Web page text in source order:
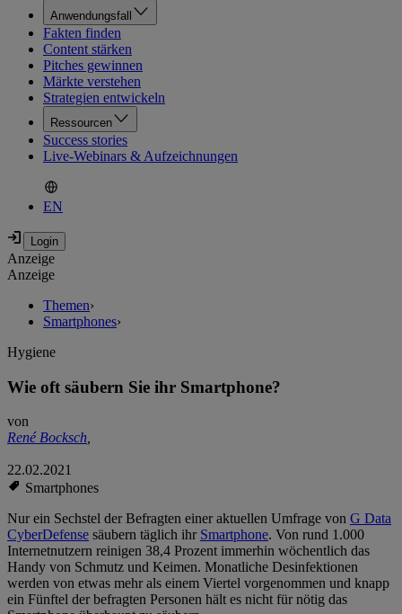
Anwendungsfall
Fakten finden
Content stärken
Pitches gewinnen
Märkte verstehen
Strategien entwickeln
Ressourcen
Success stories
Live-Webinars & Aufzeichnungen
EN
Anzeige
Anzeige
Themen›
Smartphones›
Hygiene
Wie oft säubern Sie ihr Smartphone?
von
René Bocksch,
22.02.2021
Smartphones
Nur ein Sechstel der Befragten einer aktuellen Umfrage von G Data
CyberDefense säubern täglich ihr Smartphone. Von rund 1.000
Internetnutzern reinigen 38,4 Prozent immerhin wöchentlich das
Handy von Schmutz und Keimen. Monatliche Desinfektionen
werden von etwas mehr als einem Viertel vorgenommen und knapp
ein Fünftel der befragten Personen hält es nicht für nötig das